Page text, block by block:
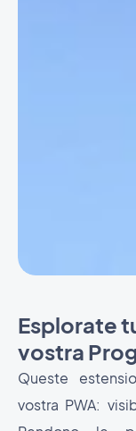
Esplorate
vostra
Queste
vostra PWA: